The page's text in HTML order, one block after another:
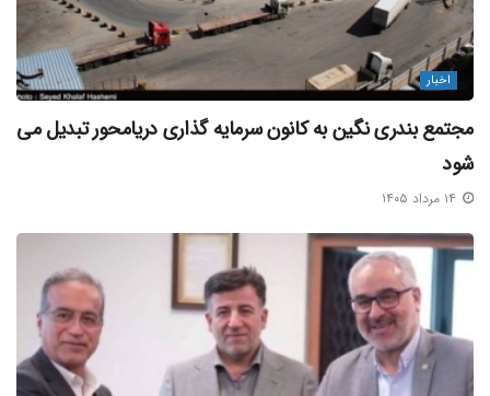
اخبار
مجتمع بندری نگین به کانون سرمایه‌ گذاری دریامحور تبدیل می‌
شود